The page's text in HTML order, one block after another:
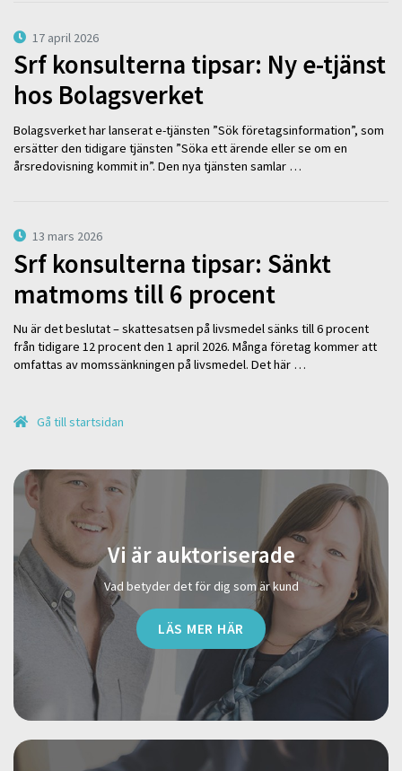
17 april 2026
Srf konsulterna tipsar: Ny e-tjänst
hos Bolagsverket
Bolagsverket har lanserat e-tjänsten ”Sök företagsinformation”, som
ersätter den tidigare tjänsten ”Söka ett ärende eller se om en
årsredovisning kommit in”. Den nya tjänsten samlar …
13 mars 2026
Srf konsulterna tipsar: Sänkt
matmoms till 6 procent
Nu är det beslutat – skattesatsen på livsmedel sänks till 6 procent
från tidigare 12 procent den 1 april 2026. Många företag kommer att
omfattas av momssänkningen på livsmedel. Det här …
Gå till startsidan
Vi är auktoriserade
Vad betyder det för dig som är kund
LÄS MER HÄR